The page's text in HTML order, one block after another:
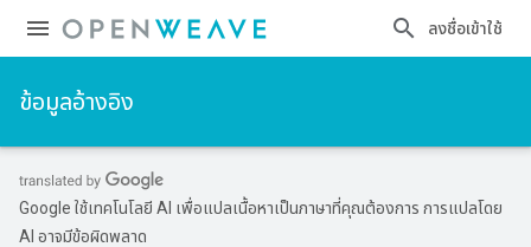
ลงชื่อเข้าใช้
ข้อมูลอ้างอิง
Google ใช้เทคโนโลยี AI เพื่อแปลเนื้อหาเป็นภาษาที่คุณต้องการ การแปลโดย
AI อาจมีข้อผิดพลาด